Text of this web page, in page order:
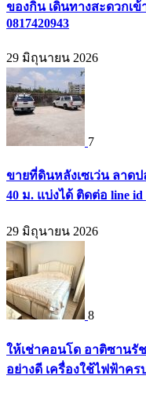
ของกิน เดินทางสะดวกเ
0817420943
29 มิถุนายน 2026
7
ขายที่ดินหลังเซเว่น ลาดป
40 ม. แบ่งได้ ติดต่อ line id
29 มิถุนายน 2026
8
ให้เช่าคอนโด อาติซานรั
อย่างดี เครื่องใช้ไฟฟ้าคร